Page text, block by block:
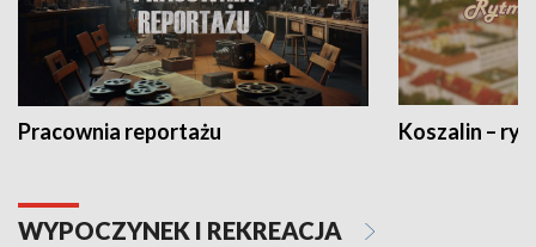
Pracownia reportażu Koszalin –
WYPOCZYNEK I REKREACJA